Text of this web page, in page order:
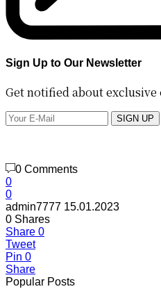
Sign Up to Our Newsletter
Get notified about exclusive
SIGN UP
0 Comments
0
0
admin7777 15.01.2023
0 Shares
Share 0
Tweet
Pin 0
Share
Popular Posts